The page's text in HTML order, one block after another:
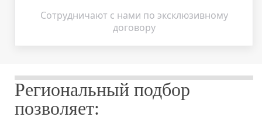
Сотрудничают с нами по эксклюзивному
договору
Региональный подбор
позволяет: